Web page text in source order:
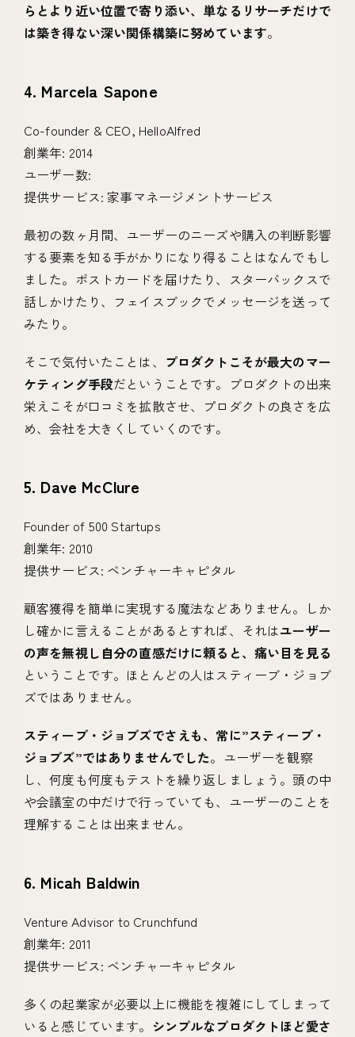
らとより近い位置で寄り添い、単なるリサーチだけで
は築き得ない深い関係構築に努めています。
4. Marcela Sapone
Co-founder & CEO, HelloAlfred
創業年: 2014
ユーザー数:
提供サービス: 家事マネージメントサービス
最初の数ヶ月間、ユーザーのニーズや購入の判断影響
する要素を知る手がかりになり得ることはなんでもし
ました。ポストカードを届けたり、スターバックスで
話しかけたり、フェイスブックでメッセージを送って
みたり。
そこで気付いたことは、 プロダクトこそが最大のマー
ケティング手段だということです。プロダクトの出来
栄えこそが口コミを拡散させ、プロダクトの良さを広
め、会社を大きくしていくのです。
5. Dave McClure
Founder of 500 Startups
創業年: 2010
提供サービス: ベンチャーキャピタル
顧客獲得を簡単に実現する魔法などありません。しか
し確かに言えることがあるとすれば、それはユーザー
の声を無視し自分の直感だけに頼ると、痛い目を見る
ということです。ほとんどの人はスティーブ・ジョブ
ズではありません。
スティーブ・ジョブズでさえも、常に”スティーブ・
ジョブズ”ではありませんでした。ユーザーを観察
し、何度も何度もテストを繰り返しましょう。頭の中
や会議室の中だけで行っていても、ユーザーのことを
理解することは出来ません。
6. Micah Baldwin
Venture Advisor to Crunchfund
創業年: 2011
提供サービス: ベンチャーキャピタル
多くの起業家が必要以上に機能を複雑にしてしまって
いると感じています。 シンプルなプロダクトほど愛さ